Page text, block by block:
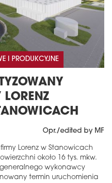
I PRODUKCYJNE
Opr./edited by MF
Lorenz w Stanowicach
około 16 tys. mkw.
wykonawcy
termin uruchomienia